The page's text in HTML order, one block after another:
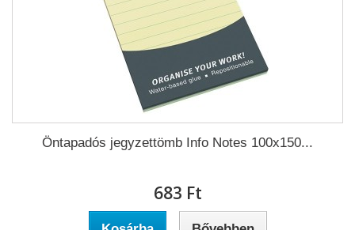
Öntapadós jegyzettömb Info Notes 100x150...
683 Ft‎